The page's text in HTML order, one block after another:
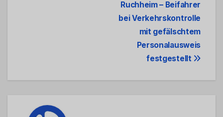
Ruchheim – Beifahrer
bei Verkehrskontrolle
mit gefälschtem
Personalausweis
festgestellt